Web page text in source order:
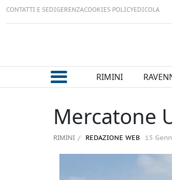
CONTATTI E SEDIGERENZACOOKIES POLICYEDICOLA
RIMINI
Mercatone
RIMINI REDAZIONE WEB 15